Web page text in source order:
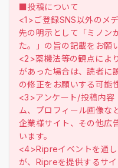
■投稿について
<1>ご登録SNS以外のメ
先の明示として「ミノン
た。」の旨の記載をお願
<2>薬機法等の観点によ
があった場合は、読者に
の修正をお願いする可能
<3>アンケート/投稿内容
ム、プロフィール画像な
企業様サイト、その他広
います。
<4>Ripreイベントを通
が、Ripreを提供するサ